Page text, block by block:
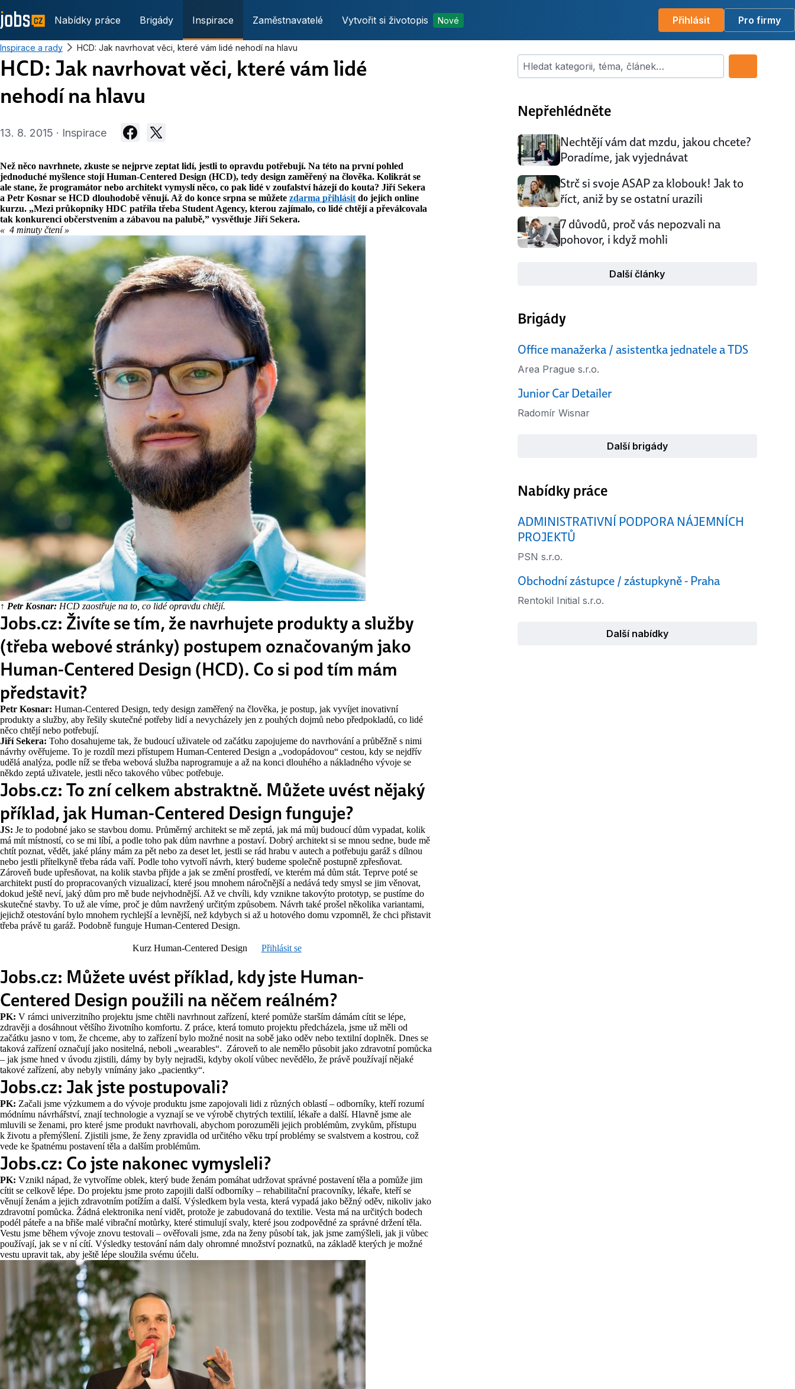
Nabídky práce Brigády Inspirace Zaměstnavatelé Vytvořit si životopis Nové Přihlásit Pro firmy
Inspirace a rady HCD: Jak navrhovat věci, které vám lidé nehodí na hlavu
HCD: Jak navrhovat věci, které vám lidé
nehodí na hlavu
13. 8. 2015 · Inspirace
Než něco navrhnete, zkuste se nejprve zeptat lidí, jestli to opravdu potřebují. Na této na první pohled
jednoduché myšlence stojí Human-Centered Design (HCD), tedy design zaměřený na člověka. Kolikrát se
ale stane, že programátor nebo architekt vymyslí něco, co pak lidé v zoufalství házejí do kouta? Jiří Sekera
a Petr Kosnar se HCD dlouhodobě věnují. Až do konce srpna se můžete zdarma přihlásit do jejich online
kurzu. „Mezi průkopníky HDC patřila třeba Student Agency, kterou zajímalo, co lidé chtějí a převálcovala
tak konkurenci občerstvením a zábavou na palubě,” vysvětluje Jiří Sekera.
« 4 minuty čtení »
↑ Petr Kosnar: HCD zaostřuje na to, co lidé opravdu chtějí.
Jobs.cz: Živíte se tím, že navrhujete produkty a služby
(třeba webové stránky) postupem označovaným jako
Human-Centered Design (HCD). Co si pod tím mám
představit?
Petr Kosnar: Human-Centered Design, tedy design zaměřený na člověka, je postup, jak vyvíjet inovativní
produkty a služby, aby řešily skutečné potřeby lidí a nevycházely jen z pouhých dojmů nebo předpokladů, co lidé
něco chtějí nebo potřebují.
Jiří Sekera: Toho dosahujeme tak, že budoucí uživatele od začátku zapojujeme do navrhování a průběžně s nimi
návrhy ověřujeme. To je rozdíl mezi přístupem Human-Centered Design a „vodopádovou“ cestou, kdy se nejdřív
udělá analýza, podle níž se třeba webová služba naprogramuje a až na konci dlouhého a nákladného vývoje se
někdo zeptá uživatele, jestli něco takového vůbec potřebuje.
Jobs.cz: To zní celkem abstraktně. Můžete uvést nějaký
příklad, jak Human-Centered Design funguje?
JS: Je to podobné jako se stavbou domu. Průměrný architekt se mě zeptá, jak má můj budoucí dům vypadat, kolik
má mít místností, co se mi líbí, a podle toho pak dům navrhne a postaví. Dobrý architekt si se mnou sedne, bude mě
chtít poznat, vědět, jaké plány mám za pět nebo za deset let, jestli se rád hrabu v autech a potřebuju garáž s dílnou
nebo jestli přítelkyně třeba ráda vaří. Podle toho vytvoří návrh, který budeme společně postupně zpřesňovat.
Zároveň bude upřesňovat, na kolik stavba přijde a jak se změní prostředí, ve kterém má dům stát. Teprve poté se
architekt pustí do propracovaných vizualizací, které jsou mnohem náročnější a nedává tedy smysl se jim věnovat,
dokud ještě neví, jaký dům pro mě bude nejvhodnější. Až ve chvíli, kdy vznikne takovýto prototyp, se pustíme do
skutečné stavby. To už ale víme, proč je dům navržený určitým způsobem. Návrh také prošel několika variantami,
jejichž otestování bylo mnohem rychlejší a levnější, než kdybych si až u hotového domu vzpomněl, že chci přistavit
třeba právě tu garáž. Podobně funguje Human-Centered Design.
Kurz Human-Centered Design Přihlásit se
Jobs.cz: Můžete uvést příklad, kdy jste Human-
Centered Design použili na něčem reálném?
PK: V rámci univerzitního projektu jsme chtěli navrhnout zařízení, které pomůže starším dámám cítit se lépe,
zdravěji a dosáhnout většího životního komfortu. Z práce, která tomuto projektu předcházela, jsme už měli od
začátku jasno v tom, že chceme, aby to zařízení bylo možné nosit na sobě jako oděv nebo textilní doplněk. Dnes se
taková zařízení označují jako nositelná, neboli „wearables“. Zároveň to ale nemělo působit jako zdravotní pomůcka
– jak jsme hned v úvodu zjistili, dámy by byly nejradši, kdyby okolí vůbec nevědělo, že právě používají nějaké
takové zařízení, aby nebyly vnímány jako „pacientky“.
Jobs.cz: Jak jste postupovali?
PK: Začali jsme výzkumem a do vývoje produktu jsme zapojovali lidi z různých oblastí – odborníky, kteří rozumí
módnímu návrhářství, znají technologie a vyznají se ve výrobě chytrých textilií, lékaře a další. Hlavně jsme ale
mluvili se ženami, pro které jsme produkt navrhovali, abychom porozuměli jejich problémům, zvykům, přístupu
k životu a přemýšlení. Zjistili jsme, že ženy zpravidla od určitého věku trpí problémy se svalstvem a kostrou, což
vede ke špatnému postavení těla a dalším problémům.
Jobs.cz: Co jste nakonec vymysleli?
PK: Vznikl nápad, že vytvoříme oblek, který bude ženám pomáhat udržovat správné postavení těla a pomůže jim
cítit se celkově lépe. Do projektu jsme proto zapojili další odborníky – rehabilitační pracovníky, lékaře, kteří se
věnují ženám a jejich zdravotním potížím a další. Výsledkem byla vesta, která vypadá jako běžný oděv, nikoliv jako
zdravotní pomůcka. Žádná elektronika není vidět, protože je zabudovaná do textilie. Vesta má na určitých bodech
podél páteře a na břiše malé vibrační motůrky, které stimulují svaly, které jsou zodpovědné za správné držení těla.
Vestu jsme během vývoje znovu testovali – ověřovali jsme, zda na ženy působí tak, jak jsme zamýšleli, jak ji vůbec
používají, jak se v ní cítí. Výsledky testování nám daly ohromné množství poznatků, na základě kterých je možné
vestu upravit tak, aby ještě lépe sloužila svému účelu.
Hledat kategorii, téma, článek…
Nepřehlédněte
Nechtějí vám dat mzdu, jakou chcete?
Poradíme, jak vyjednávat
Strč si svoje ASAP za klobouk! Jak to
říct, aniž by se ostatní urazili
7 důvodů, proč vás nepozvali na
pohovor, i když mohli
Další články
Brigády
Office manažerka / asistentka jednatele a TDS
Area Prague s.r.o.
Junior Car Detailer
Radomír Wisnar
Další brigády
Nabídky práce
ADMINISTRATIVNÍ PODPORA NÁJEMNÍCH
PROJEKTŮ
PSN s.r.o.
Obchodní zástupce / zástupkyně - Praha
Rentokil Initial s.r.o.
Další nabídky